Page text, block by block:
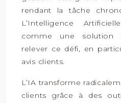
rendant la tâche
L’Intelligence
comme une solution
relever ce défi, en
avis clients.
L’IA transforme
clients grâce à des